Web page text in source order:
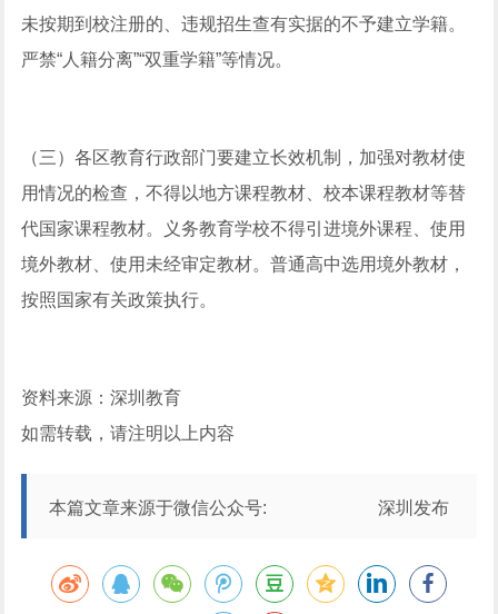
未按期到校注册的、违规招生查有实据的不予建立学籍。
严禁“人籍分离”“双重学籍”等情况。
（三）各区教育行政部门要建立长效机制，加强对教材使
用情况的检查，不得以地方课程教材、校本课程教材等替
代国家课程教材。义务教育学校不得引进境外课程、使用
境外教材、使用未经审定教材。普通高中选用境外教材，
按照国家有关政策执行。
资料来源：深圳教育
如需转载，请注明以上内容
本篇文章来源于微信公众号: 深圳发布